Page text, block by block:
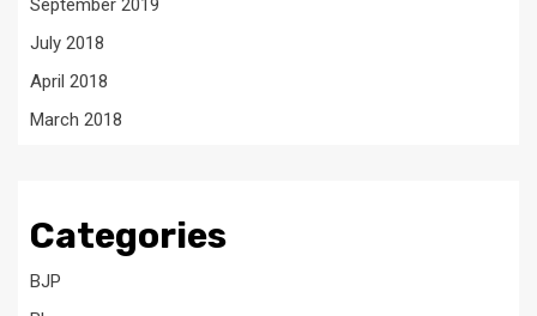
September 2019
July 2018
April 2018
March 2018
Categories
BJP